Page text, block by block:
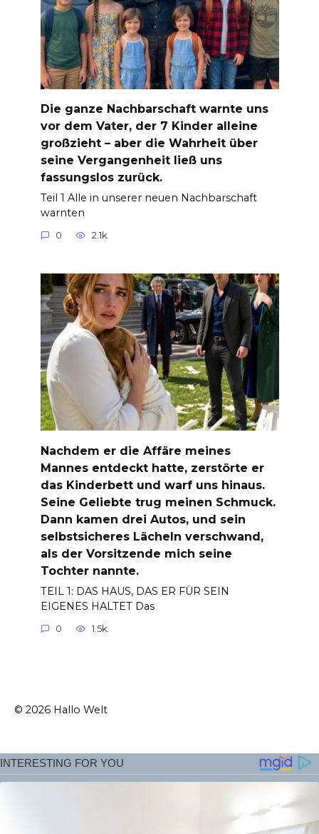
Die ganze Nachbarschaft warnte uns
vor dem Vater, der 7 Kinder alleine
großzieht – aber die Wahrheit über
seine Vergangenheit ließ uns
fassungslos zurück.
Teil 1 Alle in unserer neuen Nachbarschaft
warnten
0 2.1k.
Nachdem er die Affäre meines
Mannes entdeckt hatte, zerstörte er
das Kinderbett und warf uns hinaus.
Seine Geliebte trug meinen Schmuck.
Dann kamen drei Autos, und sein
selbstsicheres Lächeln verschwand,
als der Vorsitzende mich seine
Tochter nannte.
TEIL 1: DAS HAUS, DAS ER FÜR SEIN
EIGENES HALTET Das
0 1.5k.
© 2026 Hallo Welt